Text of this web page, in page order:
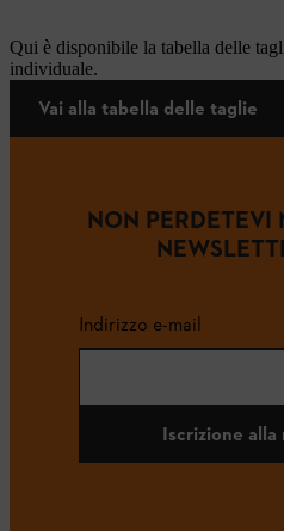
Qui è disponibile la tabella delle
individuale.
Vai alla tabella delle taglie
NON
Indirizzo e-mail
Iscrizione